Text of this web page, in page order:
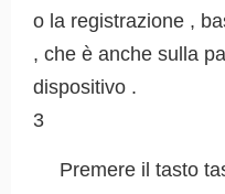
o la registrazione ,
, che è anche sulla
dispositivo .
3
Premere il tasto